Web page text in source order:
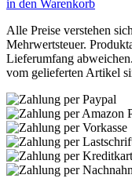
in den Warenkorb
Alle Preise verstehen
Mehrwertsteuer.
Lieferumfang
vom gelieferten Artikel